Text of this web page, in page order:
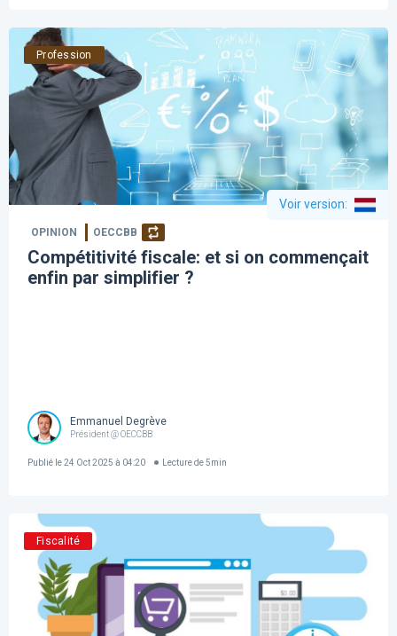
Profession
Voir version:
OPINION OECCBB
Compétitivité fiscale: et si on commençait
enfin par simplifier ?
Emmanuel Degrève
Président @ OECCBB
Publié le24 Oct 2025 à 04:20 Lecture de 5min
Fiscalité